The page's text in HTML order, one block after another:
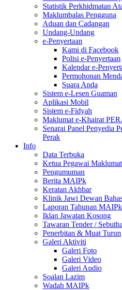
Statistik Perkhidmatan
Maklumbalas Pengguna
Aduan dan Cadangan
Undang-Undang
e-Penyertaan
Kami di Facebook
Polisi e-Penyertaan
Kalendar e-
Permohonan
Suara Anda
Sistem e-Lesen Guaman
Aplikasi Mobil
Sistem e-Fidyah
Maklumat e-Khairat
Senarai Panel Penyedia
Perak
Info
Data Terbuka
Ketua Pegawai
Pengumuman
Berita MAIPk
Keratan Akhbar
Klinik Jawi Dewan
Laporan Tahunan MAIPk
Iklan Jawatan Kosong
Tawaran Tender /
Penerbitan & Muat Turun
Galeri Aktiviti
Galeri Foto
Galeri Video
Galeri Audio
Soalan Lazim
Wadah MAIPk